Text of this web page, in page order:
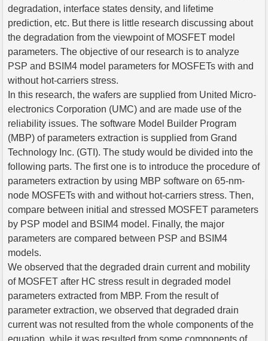
degradation, interface states density, and lifetime
prediction, etc. But there is little research discussing about
the degradation from the viewpoint of MOSFET model
parameters. The objective of our research is to analyze
PSP and BSIM4 model parameters for MOSFETs with and
without hot-carriers stress.
In this research, the wafers are supplied from United Micro-
electronics Corporation (UMC) and are made use of the
reliability issues. The software Model Builder Program
(MBP) of parameters extraction is supplied from Grand
Technology Inc. (GTI). The study would be divided into the
following parts. The first one is to introduce the procedure of
parameters extraction by using MBP software on 65-nm-
node MOSFETs with and without hot-carriers stress. Then,
compare between initial and stressed MOSFET parameters
by PSP model and BSIM4 model. Finally, the major
parameters are compared between PSP and BSIM4
models.
We observed that the degraded drain current and mobility
of MOSFET after HC stress result in degraded model
parameters extracted from MBP. From the result of
parameter extraction, we observed that degraded drain
current was not resulted from the whole components of the
equation, while it was resulted from some components of